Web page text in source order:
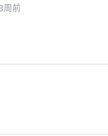
周前